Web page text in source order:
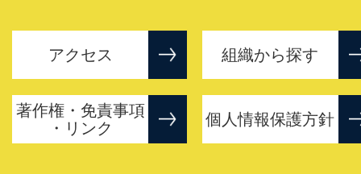
アクセス 組織から探す
著作権・免責事項
・リンク
個人情報保護方針